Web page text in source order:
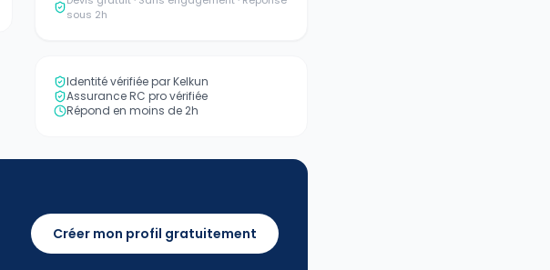
sous 2h
Identité vérifiée par Kelkun
Assurance RC pro vérifiée
Répond en moins de 2h
Créer mon profil gratuitement